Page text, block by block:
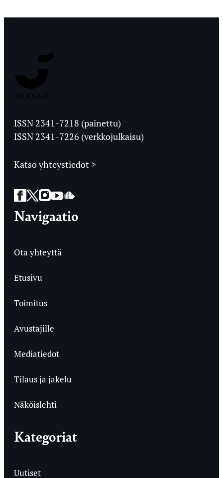
Ylioppilaslehti
ISSN 2341-7218 (painettu)
ISSN 2341-7226 (verkkojulkaisu)
Katso yhteystiedot >
Facebook
Twitter
Instagram
YouTube
SoundCloud
Navigaatio
Ota yhteyttä
Etusivu
Toimitus
Avustajille
Mediatiedot
Tilaus ja jakelu
Näköislehti
Kategoriat
Uutiset